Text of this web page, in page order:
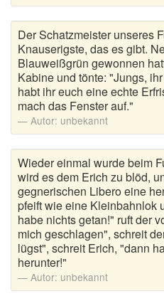
Der Schatzmeister unseres
Knauserigste, das es gibt.
Blauweißgrün gewonnen
Kabine und tönte: "Jungs,
habt ihr euch eine echte
mach das Fenster auf."
Autor: unbekannt
Wieder einmal wurde beim
wird es dem Erich zu blöd,
gegnerischen Libero eine
pfeift wie eine Kleinbahnlok
habe nichts getan!" ruft der
mich geschlagen", schreit
lügst", schreit Erich, "dann
herunter!"
Autor: unbekannt